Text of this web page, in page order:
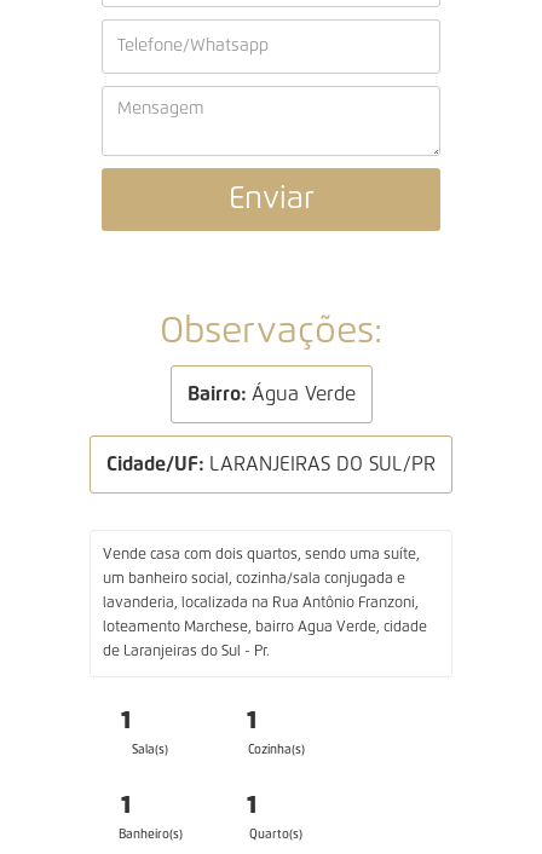
Enviar
Observações:
Bairro: Água Verde
Cidade/UF: LARANJEIRAS DO SUL/PR
Vende casa com dois quartos, sendo uma suíte,
um banheiro social, cozinha/sala conjugada e
lavanderia, localizada na Rua Antônio Franzoni,
loteamento Marchese, bairro Agua Verde, cidade
de Laranjeiras do Sul - Pr.
1
Sala(s)
1
Cozinha(s)
1
Banheiro(s)
1
Quarto(s)